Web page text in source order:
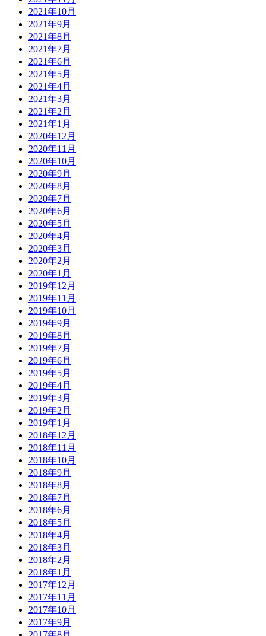
2021年10月
2021年9月
2021年8月
2021年7月
2021年6月
2021年5月
2021年4月
2021年3月
2021年2月
2021年1月
2020年12月
2020年11月
2020年10月
2020年9月
2020年8月
2020年7月
2020年6月
2020年5月
2020年4月
2020年3月
2020年2月
2020年1月
2019年12月
2019年11月
2019年10月
2019年9月
2019年8月
2019年7月
2019年6月
2019年5月
2019年4月
2019年3月
2019年2月
2019年1月
2018年12月
2018年11月
2018年10月
2018年9月
2018年8月
2018年7月
2018年6月
2018年5月
2018年4月
2018年3月
2018年2月
2018年1月
2017年12月
2017年11月
2017年10月
2017年9月